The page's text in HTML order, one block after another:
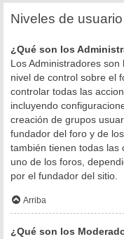
Niveles de
¿Qué son los
Los Administradores
nivel de control sobre el
controlar todas las
incluyendo
creación de grupos
fundador del foro y de
también tienen todas las
uno de los foros,
por el fundador del sitio.
Arriba
¿Qué son los